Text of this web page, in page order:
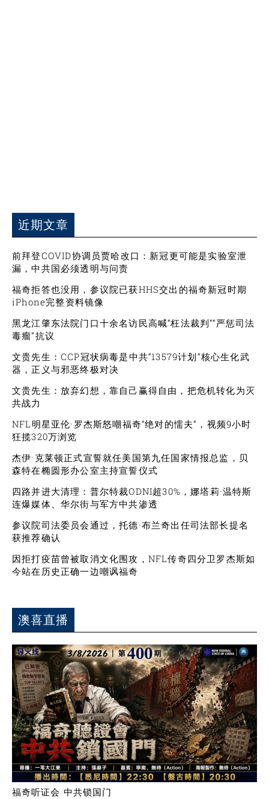
近期文章
前拜登COVID协调员贾哈改口：新冠更可能是实验室泄
漏，中共国必须透明与问责
福奇拒答也没用，参议院已获HHS交出的福奇新冠时期
iPhone完整资料镜像
黑龙江肇东法院门口十余名访民高喊“枉法裁判”“严惩司法
毒瘤”抗议
文贵先生：CCP冠状病毒是中共“13579计划”核心生化武
器，正义与邪恶终极对决
文贵先生：放弃幻想，靠自己赢得自由，把危机转化为灭
共战力
NFL明星亚伦·罗杰斯怒嘲福奇“绝对的懦夫”，视频9小时
狂揽320万浏览
杰伊·克莱顿正式宣誓就任美国第九任国家情报总监，贝
森特在椭圆形办公室主持宣誓仪式
四路并进大清理：普尔特裁ODNI超30%，娜塔莉·温特斯
连爆媒体、华尔街与军方中共渗透
参议院司法委员会通过，托德·布兰奇出任司法部长提名
获推荐确认
因拒打疫苗曾被取消文化围攻，NFL传奇四分卫罗杰斯如
今站在历史正确一边嘲讽福奇
澳喜直播
福奇听证会 中共锁国门